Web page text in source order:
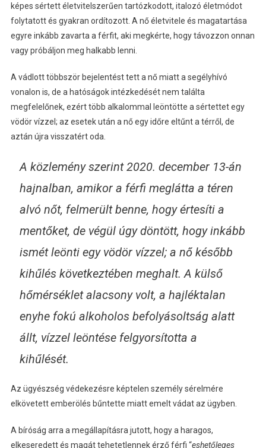
képes sértett életvitelszerűen tartózkodott, italozó életmódot
folytatott és gyakran ordítozott. A nő életvitele és magatartása
egyre inkább zavarta a férfit, aki megkérte, hogy távozzon onnan
vagy próbáljon meg halkabb lenni.
A vádlott többször bejelentést tett a nő miatt a segélyhívó
vonalon is, de a hatóságok intézkedését nem találta
megfelelőnek, ezért több alkalommal leöntötte a sértettet egy
vödör vízzel; az esetek után a nő egy időre eltűnt a térről, de
aztán újra visszatért oda.
A közlemény szerint 2020. december 13-án
hajnalban, amikor a férfi meglátta a téren
alvó nőt, felmerült benne, hogy értesíti a
mentőket, de végül úgy döntött, hogy inkább
ismét leönti egy vödör vízzel; a nő később
kihűlés következtében meghalt. A külső
hőmérséklet alacsony volt, a hajléktalan
enyhe fokú alkoholos befolyásoltság alatt
állt, vízzel leöntése felgyorsította a
kihűlését.
Az ügyészség védekezésre képtelen személy sérelmére
elkövetett emberölés bűntette miatt emelt vádat az ügyben.
A bíróság arra a megállapításra jutott, hogy a haragos,
elkeseredett és magát tehetetlennek érző férfi “eshetőleges